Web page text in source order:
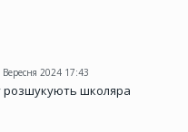
Вересня 2024 17:43
розшукують школяра